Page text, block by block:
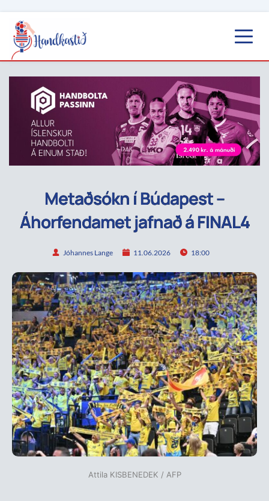
Metaðsókn í Búdapest –
Áhorfendamet jafnað á FINAL4
Jóhannes Lange 11.06.2026 18:00
Attila KISBENEDEK / AFP